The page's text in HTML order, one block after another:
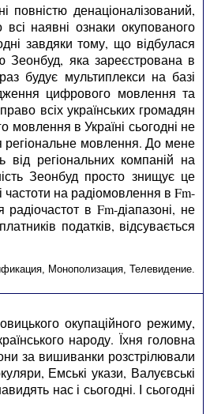
денаціоналізований,
наявні ознаки окупованого
завдяки тому, що відбулася
Зеонбуд, яка зареєстрована в
будує мультиплекси на базі
цифрового мовлення та
всіх українських громадян
в Україні сьогодні не
регіональне мовлення. До мене
регіональних компаній на
Зеонбуд просто знищує це
частоти на радіомовлення в Fm-
в Fm-діапазоні, не
податків, відсувається
Монополизация Телевидение
окупаційного режиму,
народу. Їхня головна
за вишиванки розстрілювали
Емські укази, Валуєвські
нас і сьогодні. І сьогодні